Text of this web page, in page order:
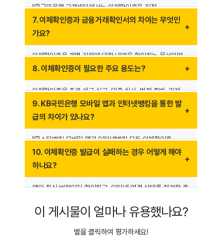
KB국민은행 고객센터에서는 이체확인증을 직접
발급해주지는 않지만, 발급 방법에 대한 안내를 받을 수
있습니다. 영업점 방문이 필요한 경우 필요한 서류를 미리
7. 이체확인증과 금융거래확인서의 차이는 무엇인
가요?
이체확인증은 개별 거래에 대한 내역을 확인하는 문서이며,
금융거래확인서는 특정 기간 동안의 전체 금융거래를
영업점에서만 발급받을 수 있습니다.
8. 이체확인증이 필요한 주요 용도는?
이체확인증은 주로 세금 신고, 대출 심사, 법적 증빙, 거래
상대방과의 분쟁 해결, 기업 회계 정산 등의 다양한 용도로
활용됩니다.
9. KB국민은행 모바일 앱과 인터넷뱅킹을 통한 발
급의 차이가 있나요?
KB스타뱅킹 모바일 앱과 인터넷뱅킹 모두 이체확인증
발급이 가능하지만, 법인 계좌나 고액 거래 내역이 포함된
경우 일부 기능이 제한될 수 있으며 영업점을 방문해야 할
10. 이체확인증 발급이 실패하는 경우 어떻게 해야
하나요?
앱이 최신 버전인지 확인하고, 인터넷 연결 상태를 점검한 후
(1588-9999)로 문의하여 해결할 수 있습니다.
이 게시물이 얼마나 유용했나요?
별을 클릭하여 평가하세요!